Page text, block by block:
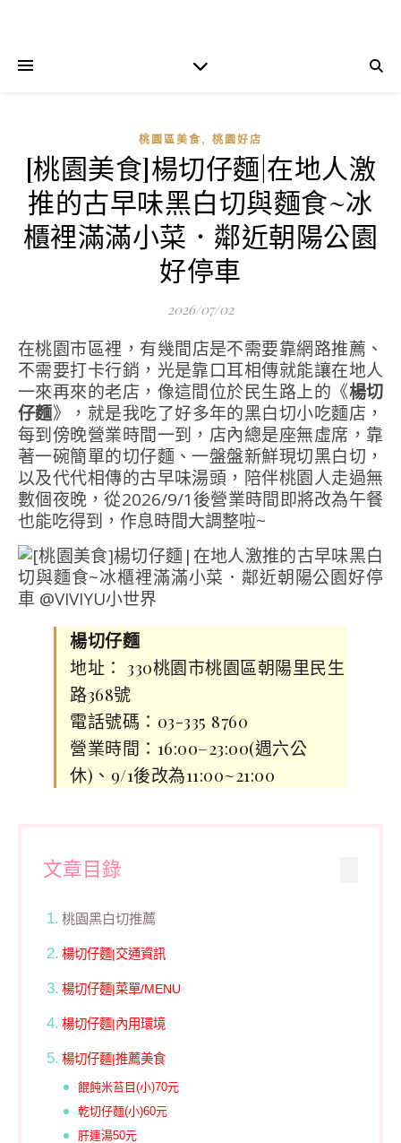
桃園區美食 , 桃園好店
[桃園美食]楊切仔麵|在地人激
推的古早味黑白切與麵食~冰
櫃裡滿滿小菜．鄰近朝陽公園
好停車
2026/07/02
在桃園市區裡，有幾間店是不需要靠網路推薦、
不需要打卡行銷，光是靠口耳相傳就能讓在地人
一來再來的老店，像這間位於民生路上的《楊切
仔麵》，就是我吃了好多年的黑白切小吃麵店，
每到傍晚營業時間一到，店內總是座無虛席，靠
著一碗簡單的切仔麵、一盤盤新鮮現切黑白切，
以及代代相傳的古早味湯頭，陪伴桃園人走過無
數個夜晚，從2026/9/1後營業時間即將改為午餐
也能吃得到，作息時間大調整啦~
楊切仔麵
地址： 330桃園市桃園區朝陽里民生
路368號
電話號碼：03-335 8760
營業時間：16:00–23:00(週六公
休)、9/1後改為11:00~21:00
文章目錄
桃園黑白切推薦
楊切仔麵|交通資訊
楊切仔麵|菜單/MENU
楊切仔麵|內用環境
楊切仔麵|推薦美食
餛飩米苔目(小)70元
乾切仔麵(小)60元
肝連湯50元